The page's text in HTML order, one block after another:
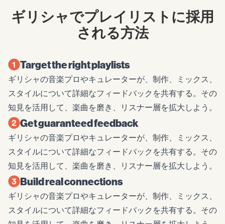
ギリシャでプレイリストに採用
される方法
Target the right playlists
ギリシャの音楽プロやキュレーターが、制作、ミックス、
スタイルについて詳細なフィードバックを共有する。その
知見を活用して、楽曲を磨き、リスナー層を拡大しよう。
Get guaranteed feedback
ギリシャの音楽プロやキュレーターが、制作、ミックス、
スタイルについて詳細なフィードバックを共有する。その
知見を活用して、楽曲を磨き、リスナー層を拡大しよう。
Build real connections
ギリシャの音楽プロやキュレーターが、制作、ミックス、
スタイルについて詳細なフィードバックを共有する。その